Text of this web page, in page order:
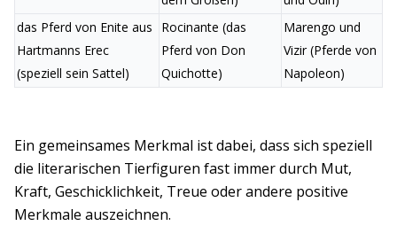
das Pferd von Enite aus
Hartmanns Erec
(speziell sein Sattel)
Rocinante (das
Pferd von Don
Quichotte)
Marengo und
Vizir (Pferde von
Napoleon)
Ein gemeinsames Merkmal ist dabei, dass sich speziell
die literarischen Tierfiguren fast immer durch Mut,
Kraft, Geschicklichkeit, Treue oder andere positive
Merkmale auszeichnen.